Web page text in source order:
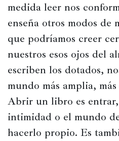
medida leer nos
enseña otros modos de
que podríamos creer
nuestros esos ojos del
escriben los dotados,
mundo más amplia,
Abrir un libro es entrar,
intimidad o el mundo
hacerlo propio. Es